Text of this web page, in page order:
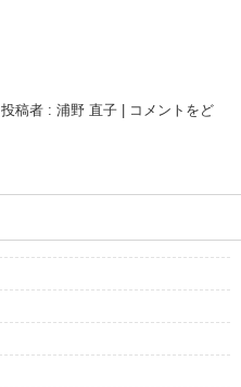
投稿者 : 浦野 直子
コメントをど